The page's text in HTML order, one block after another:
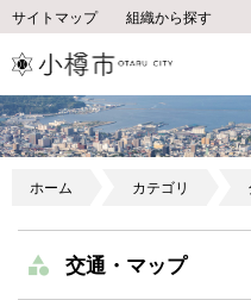
サイトマップ 組織から探す
ホーム カテゴリ
交通・マップ